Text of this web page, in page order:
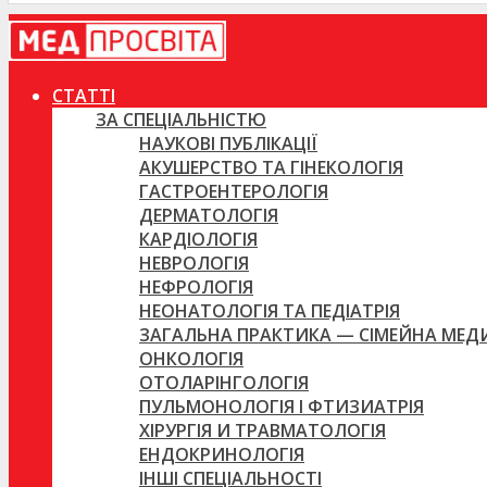
СТАТТІ
ЗА СПЕЦІАЛЬНІСТЮ
НАУКОВІ ПУБЛІКАЦІЇ
АКУШЕРСТВО ТА ГІНЕКОЛОГІЯ
ГАСТРОЕНТЕРОЛОГІЯ
ДЕРМАТОЛОГІЯ
КАРДІОЛОГІЯ
НЕВРОЛОГІЯ
НЕФРОЛОГІЯ
НЕОНАТОЛОГІЯ ТА ПЕДІАТРІЯ
ЗАГАЛЬНА ПРАКТИКА — СІМЕЙНА
ОНКОЛОГІЯ
ОТОЛАРІНГОЛОГІЯ
ПУЛЬМОНОЛОГІЯ І ФТИЗИАТРІЯ
ХІРУРГІЯ И ТРАВМАТОЛОГІЯ
ЕНДОКРИНОЛОГІЯ
ІНШІ СПЕЦІАЛЬНОСТІ